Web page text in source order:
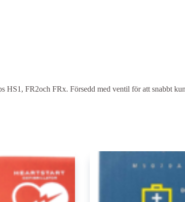
HS1, FR2och FRx. Försedd med ventil för att snabbt